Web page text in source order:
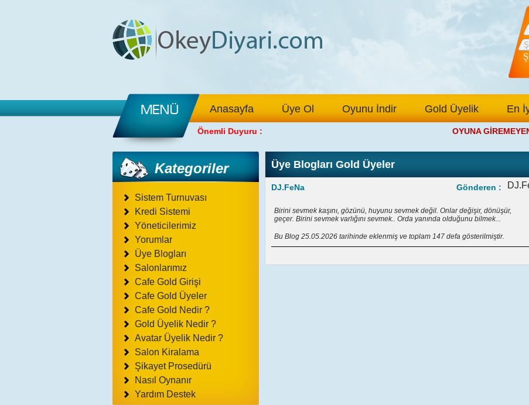
Anasayfa Üye Ol Oyunu İndir Gold Üyelik En
Önemli Duyuru : OYUNA GİREMEYEN
Kategoriler
Sistem Turnuvası
Kredi Sistemi
Yöneticilerimiz
Yorumlar
Üye Blogları
Salonlarımız
Cafe Gold Girişi
Cafe Gold Üyeler
Cafe Gold Nedir ?
Gold Üyelik Nedir ?
Avatar Üyelik Nedir ?
Salon Kiralama
Şikayet Prosedürü
Nasıl Oynanır
Yardım Destek
Üye Blogları Gold Üyeler
DJ.FeNa Gönderen :
Birini sevmek kaşını, gözünü, huyunu sevmek değil. Onlar değişir, dönüşür,
geçer. Birini sevmek varlığını sevmek.. Orda yanında olduğunu bilmek...
Bu Blog 25.05.2026 tarihinde eklenmiş ve toplam 147 defa gösterilmiştir.